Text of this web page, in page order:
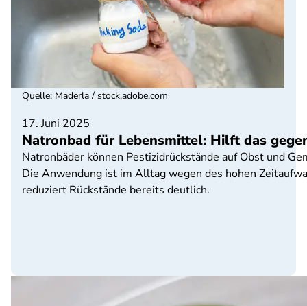
17. Juni 2025
Natronbad für Lebensmittel: Hilft das
Natronbäder können Pestizidrückstände auf Obst und
Die Anwendung ist im Alltag wegen des hohen
reduziert Rückstände bereits deutlich.
Quelle: Maderla / stock.adobe.com